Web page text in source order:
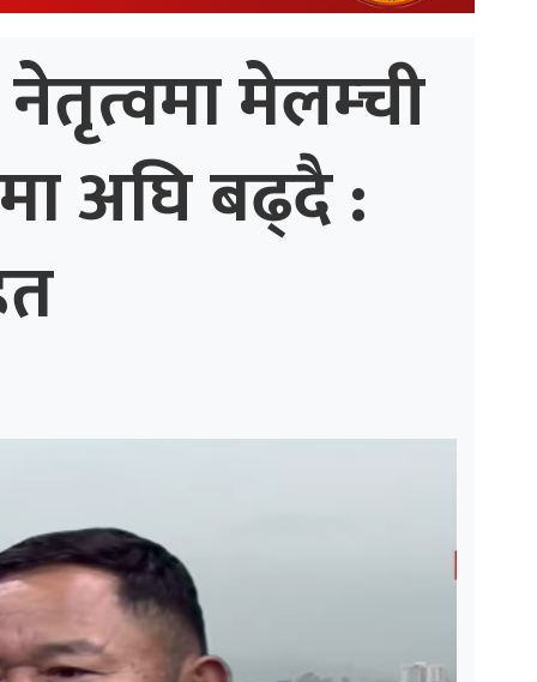
मेलम्ची
अघि बढ्दै :